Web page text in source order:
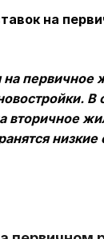
на
первичное
В
вторичное
низкие